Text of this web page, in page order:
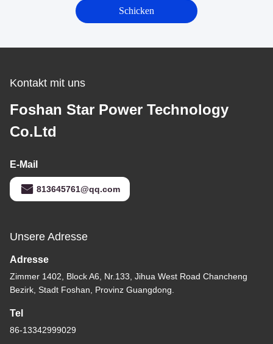
Kontakt mit uns
Foshan Star Power Technology
Co.Ltd
E-Mail
813645761@qq.com
Unsere Adresse
Adresse
Zimmer 1402, Block A6, Nr.133, Jihua West Road Chancheng
Bezirk, Stadt Foshan, Provinz Guangdong.
Tel
86-13342999029